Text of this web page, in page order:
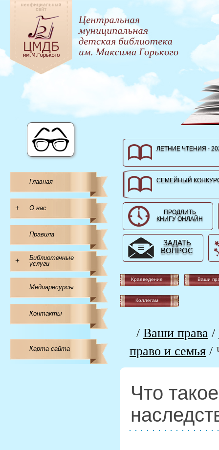
Главная
+ О нас
Правила
+
Библиотечные
услуги
Медиаресурсы
Контакты
Карта сайта
ЛЕТНИЕ ЧТЕНИЯ -
СЕМЕЙНЫЙ
ПРОДЛИТЬ
КНИГУ ОНЛАЙН
ЗАДАТЬ
ВОПРОС
Краеведение Ваши
Коллегам
/ Ваши права /
право и семья /
Что